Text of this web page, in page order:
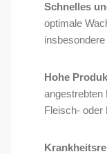
Schnelles
optimale
Hohe
angestrebten
Fleisch- oder